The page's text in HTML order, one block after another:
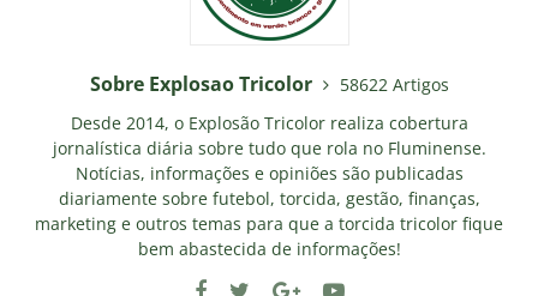
Sobre Explosao Tricolor
58622 Artigos
Desde 2014, o Explosão Tricolor realiza cobertura
jornalística diária sobre tudo que rola no Fluminense.
Notícias, informações e opiniões são publicadas
diariamente sobre futebol, torcida, gestão, finanças,
marketing e outros temas para que a torcida tricolor fique
bem abastecida de informações!